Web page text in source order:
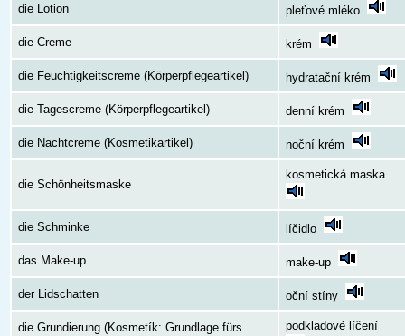
die Lotion pleťové mléko
die Creme krém
die Feuchtigkeitscreme (Körperpflegeartikel) hydratační krém
die Tagescreme (Körperpflegeartikel) denní krém
die Nachtcreme (Kosmetikartikel) noční krém
die Schönheitsmaske
kosmetická maska
die Schminke líčidlo
das Make-up make-up
der Lidschatten oční stíny
die Grundierung (Kosmetík: Grundlage fürs
podkladové líčení